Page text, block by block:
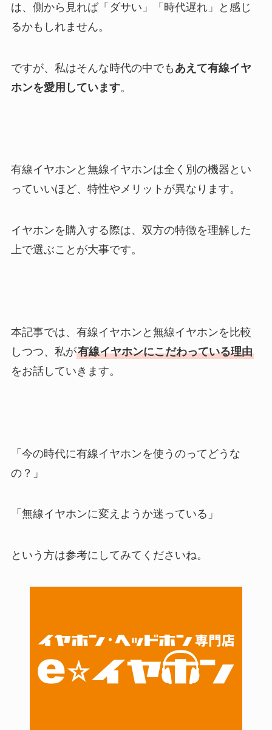
は、側から見れば「ダサい」「時代遅れ」と感じ
るかもしれません。
ですが、私はそんな時代の中でも あえて有線イヤ
ホンを愛用しています。
有線イヤホンと無線イヤホンは全く別の機器とい
っていいほど、特性やメリットが異なります。
イヤホンを購入する際は、双方の特徴を理解した
上で選ぶことが大事です。
本記事では、有線イヤホンと無線イヤホンを比較
しつつ、私が有線イヤホンにこだわっている理由
をお話していきます。
「今の時代に有線イヤホンを使うのってどうな
の？」
「無線イヤホンに変えようか迷っている」
という方は参考にしてみてくださいね。